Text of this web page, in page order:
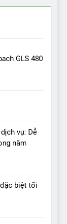
GLS 480
vụ: Dễ
năm
biệt tối